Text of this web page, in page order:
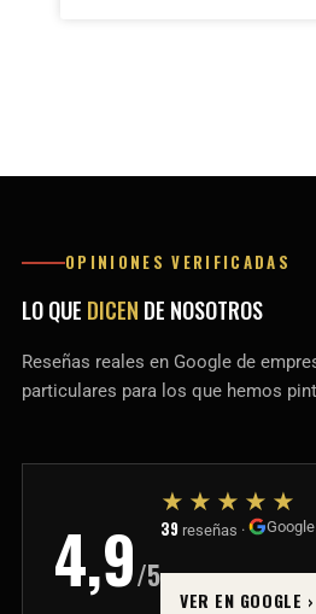
OPINIONES VERIFICADAS
LO QUE DICEN DE NOSOTROS
Reseñas reales en Google de
particulares para los que hemos
4,9/5
★★★★★
39 reseñas · Google
VER EN GOOGLE ›